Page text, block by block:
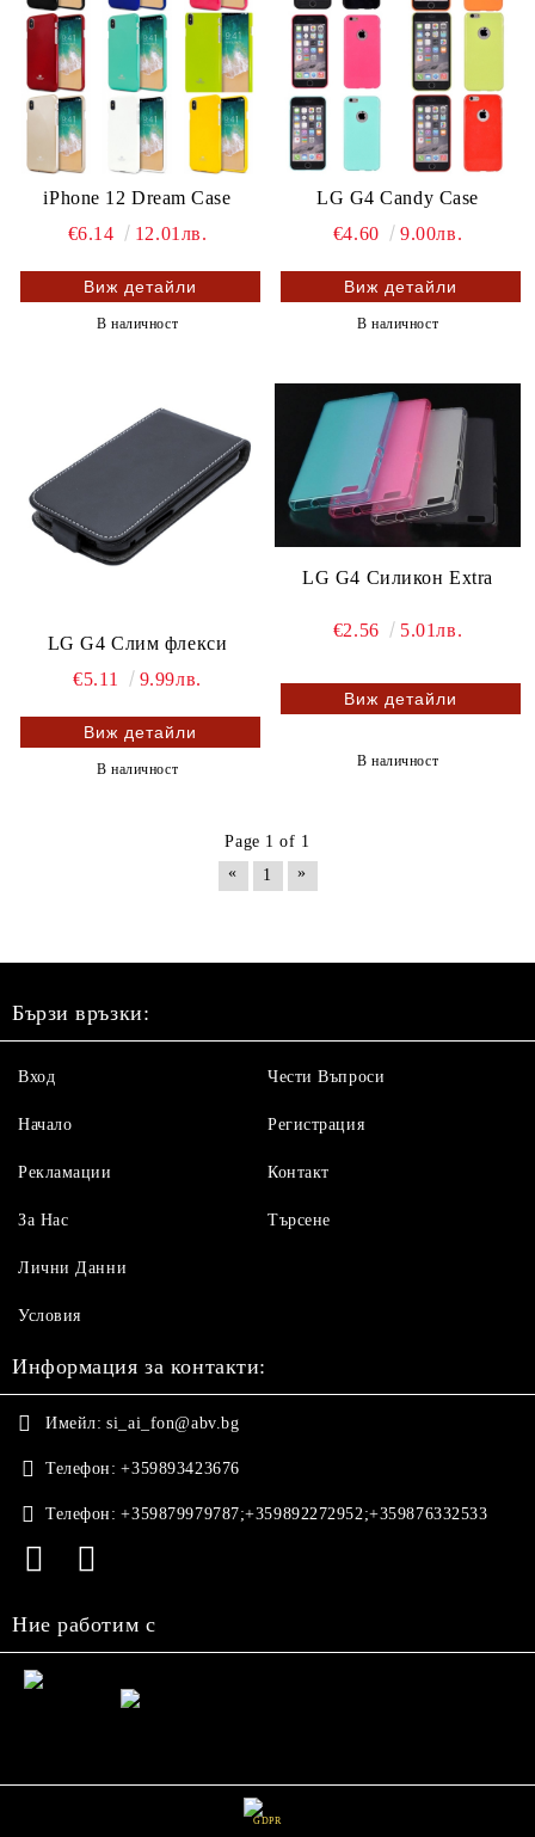
iPhone 12 Dream Case
€6.14
12.01лв.
Виж детайли
В наличност
LG G4 Candy Case
€4.60
9.00лв.
Виж детайли
В наличност
LG G4 Слим флекси
€5.11
9.99лв.
Виж детайли
В наличност
LG G4 Силикон Extra
€2.56 5.01лв.
Виж детайли
В наличност
Page 1 of 1
«
1 »
Бързи връзки:
Вход
Начало
Рекламации
За Нас
Чести Въпроси
Регистрация
Контакт
Търсене
Лични Данни
Условия
Информация за контакти:
Имейл: si_ai_fon@abv.bg
Телефон: +359893423676
Телефон: +359879979787;+359892272952;+359876332533
Ние работим с
GDPR